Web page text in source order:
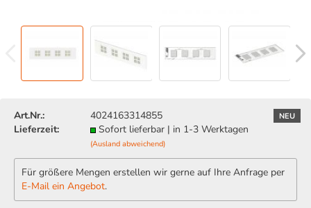
NEU
Art.Nr.:
4024163314855
Lieferzeit:
Sofort lieferbar | in 1-3 Werktagen
(Ausland abweichend)
Für größere Mengen erstellen wir gerne auf Ihre Anfrage per
E-Mail ein Angebot.